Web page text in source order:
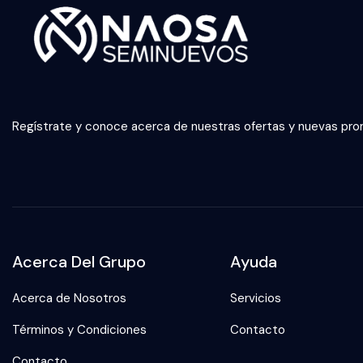
Regístrate y conoce acerca de nuestras ofertas y nuevas
Acerca Del Grupo
Acerca de Nosotros
Términos y Condiciones
Ayuda
Servicios
Contacto